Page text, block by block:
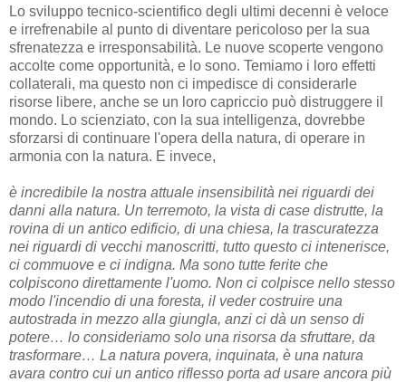
Lo sviluppo tecnico-scientifico degli ultimi decenni è veloce
e irrefrenabile al punto di diventare pericoloso per la sua
sfrenatezza e irresponsabilità. Le nuove scoperte vengono
accolte come opportunità, e lo sono. Temiamo i loro effetti
collaterali, ma questo non ci impedisce di considerarle
risorse libere, anche se un loro capriccio può distruggere il
mondo. Lo scienziato, con la sua intelligenza, dovrebbe
sforzarsi di continuare l'opera della natura, di operare in
armonia con la natura. E invece,
è incredibile la nostra attuale insensibilità nei riguardi dei
danni alla natura. Un terremoto, la vista di case distrutte, la
rovina di un antico edificio, di una chiesa, la trascuratezza
nei riguardi di vecchi manoscritti, tutto questo ci intenerisce,
ci commuove e ci indigna. Ma sono tutte ferite che
colpiscono direttamente l'uomo. Non ci colpisce nello stesso
modo l'incendio di una foresta, il veder costruire una
autostrada in mezzo alla giungla, anzi ci dà un senso di
potere… lo consideriamo solo una risorsa da sfruttare, da
trasformare… La natura povera, inquinata, è una natura
avara contro cui un antico riflesso porta ad usare ancora più